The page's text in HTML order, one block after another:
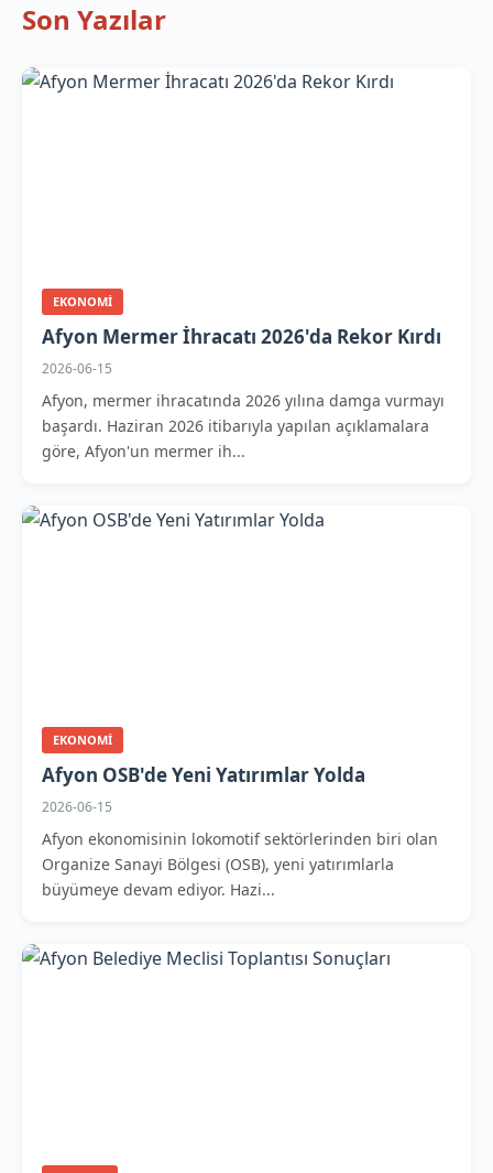
Son Yazılar
EKONOMI
Afyon Mermer İhracatı 2026'da Rekor Kırdı
2026-06-15
Afyon, mermer ihracatında 2026 yılına damga vurmayı
başardı. Haziran 2026 itibarıyla yapılan açıklamalara
göre, Afyon'un mermer ih...
EKONOMI
Afyon OSB'de Yeni Yatırımlar Yolda
2026-06-15
Afyon ekonomisinin lokomotif sektörlerinden biri olan
Organize Sanayi Bölgesi (OSB), yeni yatırımlarla
büyümeye devam ediyor. Hazi...